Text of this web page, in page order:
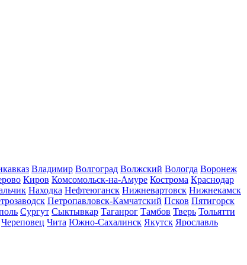
Владимир Волгоград Волжский Вологда Воронеж
Киров Комсомольск-на-Амуре Кострома Краснодар
Находка Нефтеюганск Нижневартовск Нижнекамск
Петропавловск-Камчатский Псков Пятигорск
Сургут Сыктывкар Таганрог Тамбов Тверь Тольятти
Череповец Чита Южно-Сахалинск Якутск Ярославль